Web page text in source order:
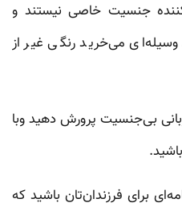
جنسیت خاصی نیستند و
می‌خرید رنگی غیر از
زبانی بی‌جنسیت پرورش دهید وبا
برای فرزندان‌تان باشید که